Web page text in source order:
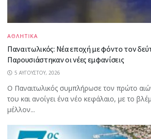
ΑΘΛΗΤΙΚΑ
Παναιτωλικός: Νέα εποχή με φόντο τον
Παρουσιάστηκαν οι νέες εμφανίσεις
5 ΑΥΓΟΎΣΤΟΥ, 2026
Ο Παναιτωλικός συμπλήρωσε τον πρώτο
του και ανοίγει ένα νέο κεφάλαιο, με το
μέλλον...